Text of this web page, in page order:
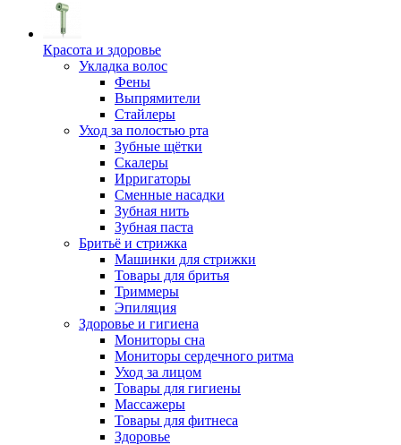
Красота и здоровье
Укладка волос
Фены
Выпрямители
Стайлеры
Уход за полостью рта
Зубные щётки
Скалеры
Ирригаторы
Сменные насадки
Зубная нить
Зубная паста
Бритьё и стрижка
Машинки для стрижки
Товары для бритья
Триммеры
Эпиляция
Здоровье и гигиена
Мониторы сна
Мониторы сердечного ритма
Уход за лицом
Товары для гигиены
Массажеры
Товары для фитнеса
Здоровье